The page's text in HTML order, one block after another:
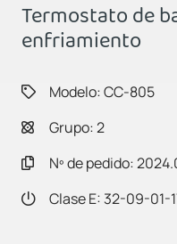
Termostato de
enfriamiento
Modelo: CC-805
Grupo: 2
Nº de pedido:
Clase E: 32-09-01-